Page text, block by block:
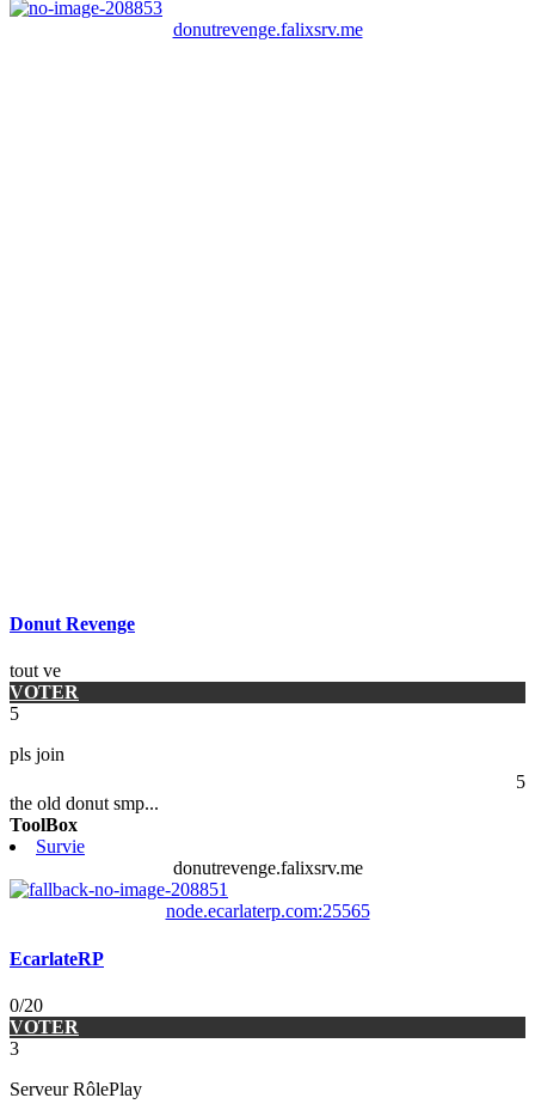
donutrevenge.falixsrv.me
Donut Revenge
tout ve
VOTER
5
pls join
5
the old donut smp...
ToolBox
Survie
donutrevenge.falixsrv.me
node.ecarlaterp.com:25565
EcarlateRP
0/20
VOTER
3
Serveur RôlePlay